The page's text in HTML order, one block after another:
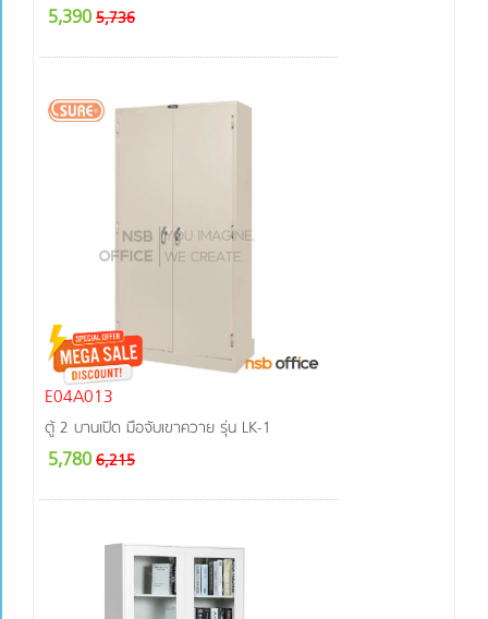
5,3905,736
E04A013
ตู้ 2 บานเปิด มือจับเขาควาย รุ่น LK-1
5,7806,215